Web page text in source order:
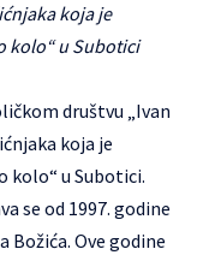
koja je
kolo“ u Subotici
društvu „Ivan
koja je
kolo“ u Subotici.
se od 1997. godine
Božića. Ove godine